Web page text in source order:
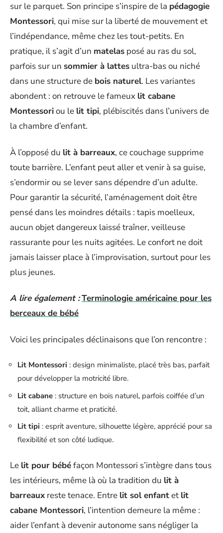
sur le parquet. Son principe s’inspire de la pédagogie
Montessori, qui mise sur la liberté de mouvement et
l’indépendance, même chez les tout-petits. En
pratique, il s’agit d’un matelas posé au ras du sol,
parfois sur un sommier à lattes ultra-bas ou niché
dans une structure de bois naturel. Les variantes
abondent : on retrouve le fameux lit cabane
Montessoriou le lit tipi, plébiscités dans l’univers de
la chambre d’enfant.
À l’opposé du lit à barreaux, ce couchage supprime
toute barrière. L’enfant peut aller et venir à sa guise,
s’endormir ou se lever sans dépendre d’un adulte.
Pour garantir la sécurité, l’aménagement doit être
pensé dans les moindres détails : tapis moelleux,
aucun objet dangereux laissé traîner, veilleuse
rassurante pour les nuits agitées. Le confort ne doit
jamais laisser place à l’improvisation, surtout pour les
plus jeunes.
A lire également :Terminologie américaine pour les
berceaux de bébé
Voici les principales déclinaisons que l’on rencontre :
Lit Montessori : design minimaliste, placé très bas, parfait
pour développer la motricité libre.
Lit cabane : structure en bois naturel, parfois coiffée d’un
toit, alliant charme et praticité.
Lit tipi : esprit aventure, silhouette légère, apprécié pour sa
flexibilité et son côté ludique.
Le lit pour bébéfaçon Montessori s’intègre dans tous
les intérieurs, même là où la tradition du lit à
barreaux reste tenace. Entre lit sol enfantet lit
cabane Montessori, l’intention demeure la même :
aider l’enfant à devenir autonome sans négliger la